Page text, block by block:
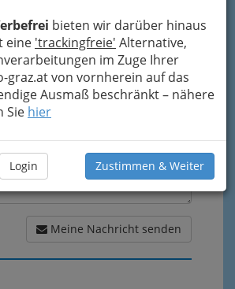
bieten wir darüber hinaus
eine 'trackingfreie' Alternative,
im Zuge Ihrer
graz.at von vornherein auf das
Ausmaß beschränkt – nähere
Sie hier
Login Zustimmen & Weiter
Meine Nachricht senden